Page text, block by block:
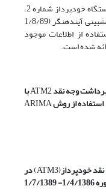
سپس در مرحله نهایی مدل ARIMA برای دستگاه خودپرداز شماره 2،
پیش­بینی گذشته­نگر (1/4/86 تا 1/7/89) و پیش­بینی آینده­نگر (1/8/89
از اطلاعات موجود
ATM2با
استفاده از روشARIMA
خودپرداز(ATM3) در
1/7/1389